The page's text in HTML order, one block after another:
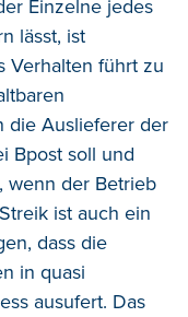
Einzelne jedes
lässt, ist
Verhalten führt zu
die Auslieferer der
Bpost soll und
wenn der Betrieb
ist auch ein
dass die
in quasi
ausufert. Das